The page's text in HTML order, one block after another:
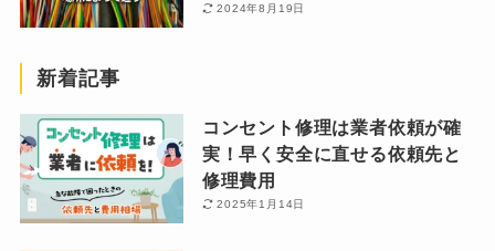
2024年8月19日
新着記事
コンセント修理は業者依頼が確
実！早く安全に直せる依頼先と
修理費用
2025年1月14日